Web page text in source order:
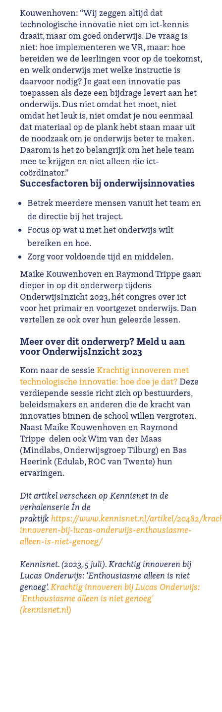
Kouwenhoven: “Wij zeggen altijd dat
technologische innovatie niet om ict-kennis
draait, maar om goed onderwijs. De vraag is
niet: hoe implementeren we VR, maar: hoe
bereiden we de leerlingen voor op de toekomst,
en welk onderwijs met welke instructie is
daarvoor nodig? Je gaat een innovatie pas
toepassen als deze een bijdrage levert aan het
onderwijs. Dus niet omdat het moet, niet
omdat het leuk is, niet omdat je nou eenmaal
dat materiaal op de plank hebt staan maar uit
de noodzaak om je onderwijs beter te maken.
Daarom is het zo belangrijk om het hele team
mee te krijgen en niet alleen die ict-
coördinator.”
Succesfactoren bij onderwijsinnovaties
Betrek meerdere mensen vanuit het team en
de directie bij het traject.
Focus op wat u met het onderwijs wilt
bereiken en hoe.
Zorg voor voldoende tijd en middelen.
Maike Kouwenhoven en Raymond Trippe gaan
dieper in op dit onderwerp tijdens
OnderwijsInzicht 2023, hét congres over ict
voor het primair en voortgezet onderwijs. Dan
vertellen ze ook over hun geleerde lessen.
Meer over dit onderwerp? Meld u aan
voor OnderwijsInzicht 2023
Kom naar de sessie Krachtig innoveren met
technologische innovatie: hoe doe je dat? Deze
verdiepende sessie richt zich op bestuurders,
beleidsmakers en anderen die de kracht van
innovaties binnen de school willen vergroten.
Naast Maike Kouwenhoven en Raymond
Trippe delen ook Wim van der Maas
(Mindlabs, Onderwijsgroep Tilburg) en Bas
Heerink (Edulab, ROC van Twente) hun
ervaringen.
Dit artikel verscheen op Kennisnet in de
verhalenserie Ín de
praktijkhttps://www.kennisnet.nl/artikel/20482/
innoveren-bij-lucas-onderwijs-enthousiasme-
alleen-is-niet-genoeg/
Kennisnet. (2023, 5 juli). Krachtig innoveren bij
Lucas Onderwijs: ‘Enthousiasme alleen is niet
genoeg’.Krachtig innoveren bij Lucas Onderwijs:
'Enthousiasme alleen is niet genoeg'
(kennisnet.nl)